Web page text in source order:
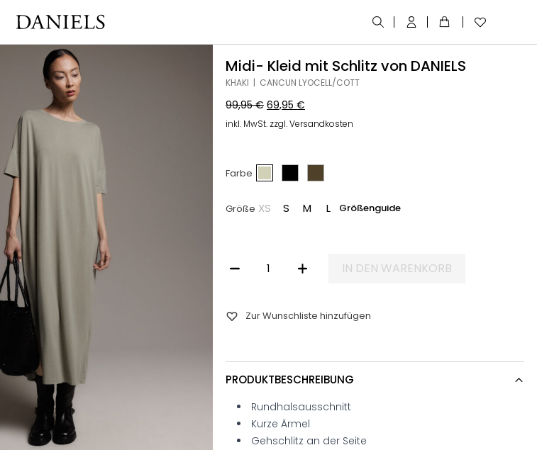
Midi- Kleid mit Schlitz von DANIELS
KHAKI | CANCUN LYOCELL/COTT
99,95€ 69,95€
inkl. MwSt. zzgl. Versandkosten
Farbe
Größe XS S M L Größenguide
MIDI- KLEID MIT SCHLITZ VON DANIELS MENGE
IN DEN WARENKORB
Zur Wunschliste hinzufügen
PRODUKTBESCHREIBUNG
Rundhalsausschnitt
Kurze Ärmel
Gehschlitz an der Seite